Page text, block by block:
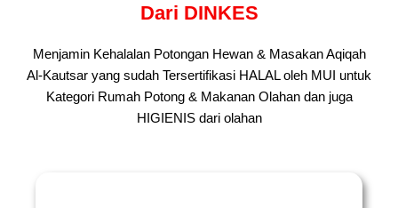
Dari DINKES
Menjamin Kehalalan Potongan Hewan & Masakan Aqiqah
Al-Kautsar yang sudah Tersertifikasi HALAL oleh MUI untuk
Kategori Rumah Potong & Makanan Olahan dan juga
HIGIENIS dari olahan